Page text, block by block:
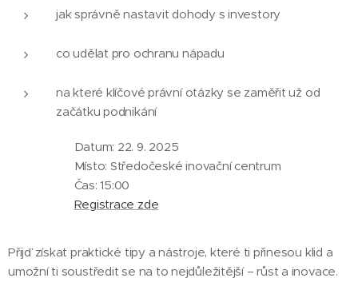
jak správně nastavit dohody s investory
co udělat pro ochranu nápadu
na které klíčové právní otázky se zaměřit už od
začátku podnikání
📅 Datum: 22. 9. 2025
📍 Místo: Středočeské inovační centrum
⏰ Čas: 15:00
Registrace zde
Přijď získat praktické tipy a nástroje, které ti přinesou klid a
umožní ti soustředit se na to nejdůležitější – růst a inovace.